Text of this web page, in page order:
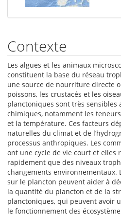
Contexte
Les algues et les animaux
constituent la base du réseau
une source de nourriture directe
poissons, les crustacés et les
planctoniques sont très sensibles
chimiques, notamment les
et la température. Ces facteurs
naturelles du climat et de
processus anthropiques. Les
ont une cycle de vie court et elles
rapidement que des niveaux
changements environnementaux.
sur le plancton peuvent aider à
la quantité du plancton et de la
planctoniques, qui peuvent avoir
le fonctionnement des